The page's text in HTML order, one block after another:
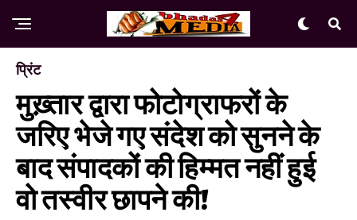
प्रिंट
मुख़्तार द्वारा फोटोग्राफरों के
जरिए भेजे गए संदेश को सुनने के
बाद संपादकों की हिम्मत नहीं हुई
वो तस्वीर छापने की!